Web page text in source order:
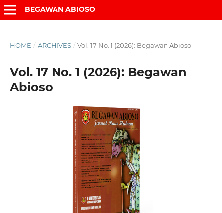
BEGAWAN ABIOSO
HOME / ARCHIVES / Vol. 17 No. 1 (2026): Begawan Abioso
Vol. 17 No. 1 (2026): Begawan
Abioso